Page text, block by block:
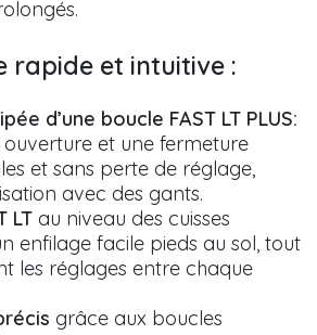
rapide et intuitive :
d’une boucle FAST LT PLUS:
et une fermeture
et sans perte de réglage,
avec des gants.
LT au niveau des cuisses
enfilage facile pieds au sol, tout
les réglages entre chaque
grâce aux boucles